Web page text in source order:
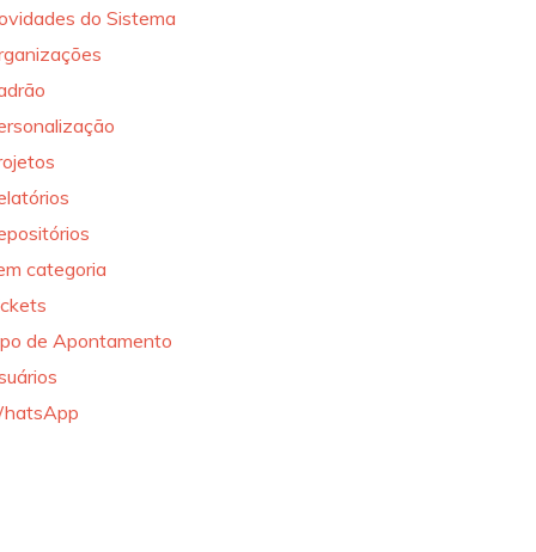
do Sistema
categoria
de Apontamento